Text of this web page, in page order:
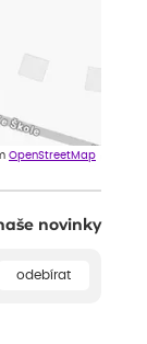
OpenStreetMap
novinky
odebírat